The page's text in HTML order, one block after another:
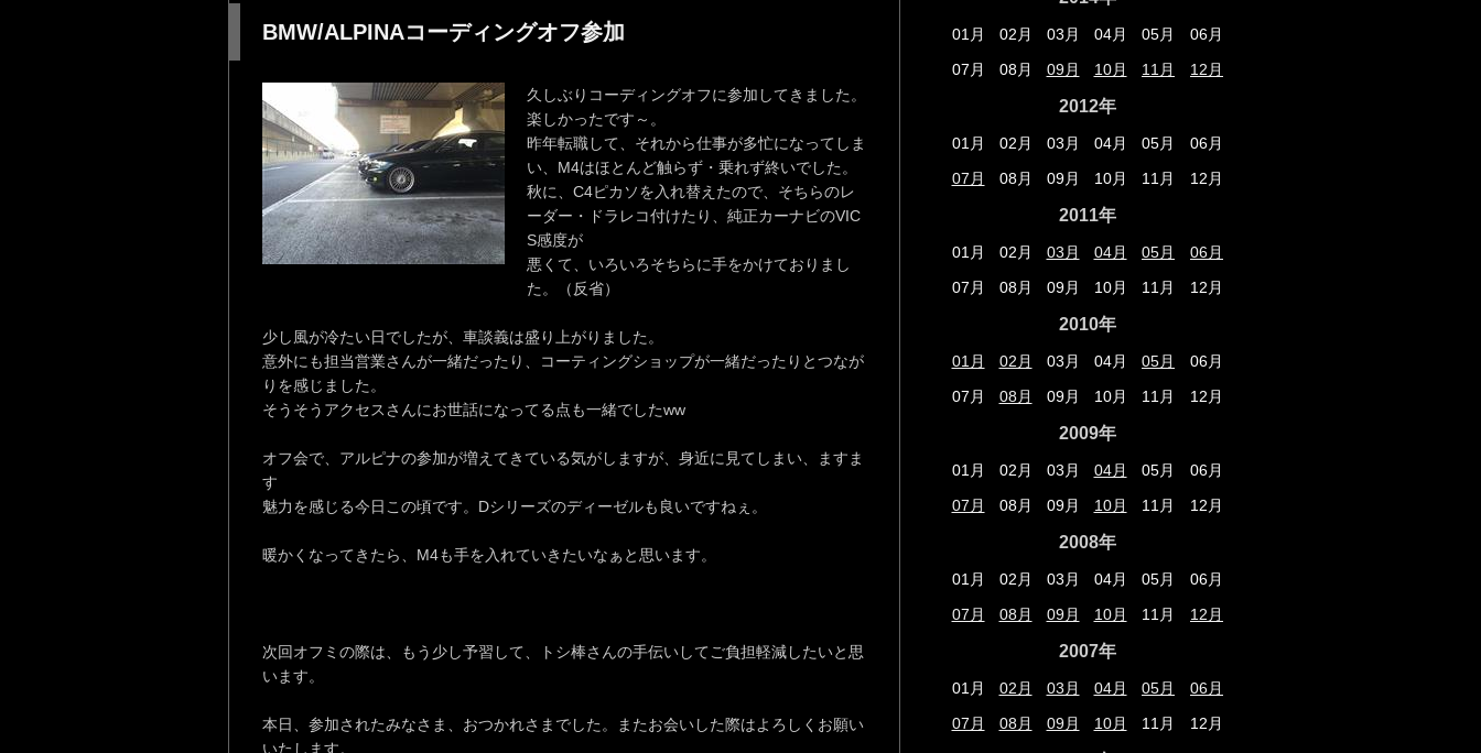
BMW/ALPINAコーディングオフ参加
久しぶりコーディングオフに参加してきました。
楽しかったです～。
昨年転職して、それから仕事が多忙になってしま
い、M4はほとんど触らず・乗れず終いでした。
秋に、C4ピカソを入れ替えたので、そちらのレ
ーダー・ドラレコ付けたり、純正カーナビのVIC
S感度が
悪くて、いろいろそちらに手をかけておりまし
た。（反省）
少し風が冷たい日でしたが、車談義は盛り上がりました。
意外にも担当営業さんが一緒だったり、コーティングショップが一緒だったりとつなが
りを感じました。
そうそうアクセスさんにお世話になってる点も一緒でしたww
オフ会で、アルピナの参加が増えてきている気がしますが、身近に見てしまい、ますま
す
魅力を感じる今日この頃です。Dシリーズのディーゼルも良いですねぇ。
暖かくなってきたら、M4も手を入れていきたいなぁと思います。
次回オフミの際は、もう少し予習して、トシ棒さんの手伝いしてご負担軽減したいと思
います。
本日、参加されたみなさま、おつかれさまでした。またお会いした際はよろしくお願い
いたします。
01月 02月 03月 04月 05月
06月
07月
08月 09月 10月 11月 12月
2012年
01月 02月 03月 04月 05月
06月
07月
08月 09月 10月 11月 12月
2011年
01月 02月 03月 04月 05月
06月
07月
08月 09月 10月 11月 12月
2010年
01月 02月 03月 04月 05月
06月
07月
08月 09月 10月 11月 12月
2009年
01月 02月 03月 04月 05月
06月
07月
08月 09月 10月 11月 12月
2008年
01月 02月 03月 04月 05月
06月
07月
08月 09月 10月 11月 12月
2007年
01月 02月 03月 04月 05月
06月
07月
08月 09月 10月 11月 12月